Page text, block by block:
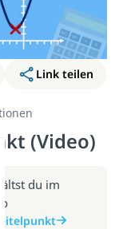
Link teilen
(Video)
du im